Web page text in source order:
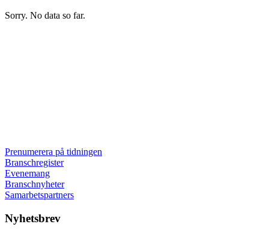
Sorry. No data so far.
Prenumerera på tidningen
Branschregister
Evenemang
Branschnyheter
Samarbetspartners
Nyhetsbrev